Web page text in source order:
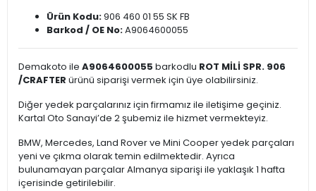
Ürün Kodu:906 460 01 55 SK FB
Barkod / OE No:A9064600055
Demakoto ile A9064600055 barkodlu ROT MİLİ SPR. 906
/CRAFTER ürünü siparişi vermek için üye olabilirsiniz.
Diğer yedek parçalarınız için firmamız ile iletişime geçiniz.
Kartal Oto Sanayi’de 2 şubemiz ile hizmet vermekteyiz.
BMW, Mercedes, Land Rover ve Mini Cooper yedek parçaları
yeni ve çıkma olarak temin edilmektedir. Ayrıca
bulunamayan parçalar Almanya siparişi ile yaklaşık 1 hafta
içerisinde getirilebilir.